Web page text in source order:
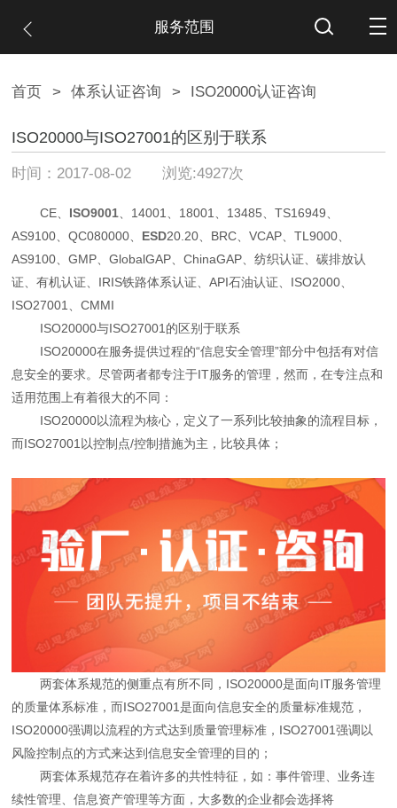
服务范围
首页 > 体系认证咨询 > ISO20000认证咨询
ISO20000与ISO27001的区别于联系
时间：2017-08-02 浏览:4927次
CE、 ISO9001 、14001、18001、13485、TS16949、
AS9100、QC080000、 ESD20.20、BRC、VCAP、TL9000、
AS9100、GMP、GlobalGAP、ChinaGAP、纺织认证、碳排放认
证、有机认证、IRIS铁路体系认证、API石油认证、ISO2000、
ISO27001、CMMI
ISO20000与ISO27001的区别于联系
ISO20000在服务提供过程的“信息安全管理”部分中包括有对信
息安全的要求。尽管两者都专注于IT服务的管理，然而，在专注点和
适用范围上有着很大的不同：
ISO20000以流程为核心，定义了一系列比较抽象的流程目标，
而ISO27001以控制点/控制措施为主，比较具体；
两套体系规范的侧重点有所不同，ISO20000是面向IT服务管理
的质量体系标准，而ISO27001是面向信息安全的质量标准规范，
ISO20000强调以流程的方式达到质量管理标准，ISO27001强调以
风险控制点的方式来达到信息安全管理的目的；
两套体系规范存在着许多的共性特征，如：事件管理、业务连
续性管理、信息资产管理等方面，大多数的企业都会选择将